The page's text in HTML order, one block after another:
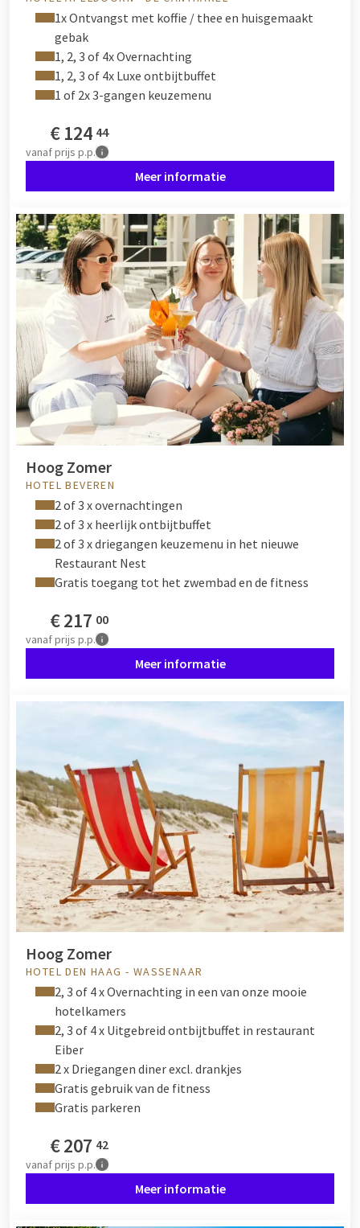
Heeft u interesse in een Hoog Zomer arrangement? Dan heeft
u keuze uit een verblijf van één, twee, drie of zelfs meerdere
nachten. Bekijk of uw gewenste datum en verblijfsduur
beschikbaar is bij het hotel van uw voorkeur. Gaat u liever in
een ander seizoen weg? Naast het Hoog Zomer arrangement
bieden onze hotels ook voor de drie andere seizoenen een
Voorjaar, Heerlijke Herfst
Genieten bij Van der Valk kan ieder seizoen.
1x Ontvangst met koffie / thee en huisgemaakt
gebak
1, 2, 3 of 4x Overnachting
1, 2, 3 of 4x Luxe ontbijtbuffet
1 of 2x 3-gangen keuzemenu
€124 44
vanafprijs p.p.
Meer informatie
Hoog Zomer
HOTEL BEVEREN
2 of 3 x overnachtingen
2 of 3 x heerlijk ontbijtbuffet
2 of 3 x driegangen keuzemenu in het nieuwe
Restaurant Nest
Gratis toegang tot het zwembad en de fitness
€217 00
vanafprijs p.p.
Meer informatie
Hoog Zomer
HOTEL DEN HAAG - WASSENAAR
2, 3 of 4 x Overnachting in een van onze mooie
hotelkamers
2, 3 of 4 x Uitgebreid ontbijtbuffet in restaurant
Eiber
2 x Driegangen diner excl. drankjes
Gratis gebruik van de fitness
Gratis parkeren
€207 42
vanafprijs p.p.
Meer informatie